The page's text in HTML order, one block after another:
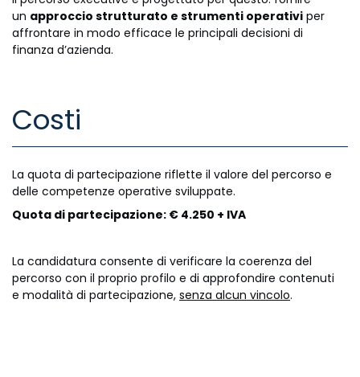
un approccio strutturato e strumenti operativi per
affrontare in modo efficace le principali decisioni di
finanza d’azienda.
Costi
La quota di partecipazione riflette il valore del percorso e
delle competenze operative sviluppate.
Quota di partecipazione: € 4.250 + IVA
La candidatura consente di verificare la coerenza del
percorso con il proprio profilo e di approfondire contenuti
e modalità di partecipazione, senza alcun vincolo.